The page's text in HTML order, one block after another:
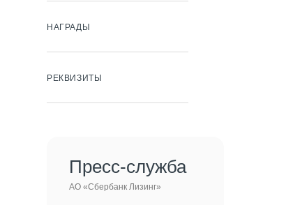
НАГРАДЫ
РЕКВИЗИТЫ
Пресс-служба
АО «Сбербанк Лизинг»